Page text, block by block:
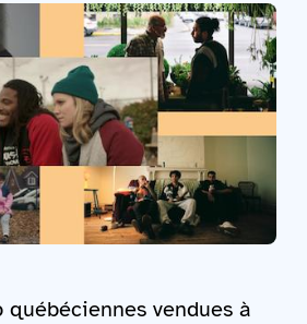
québéciennes vendues à